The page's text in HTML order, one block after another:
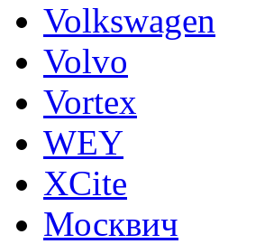
Volkswagen
Volvo
Vortex
WEY
XCite
Москвич